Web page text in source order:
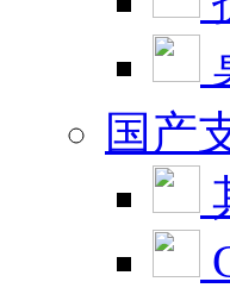
国产